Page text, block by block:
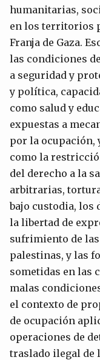
humanitarias,
en los territorios
Franja de Gaza.
las condiciones
a seguridad y
y política,
como salud y
expuestas a
por la ocupación,
como la
del derecho a la
arbitrarias,
bajo custodia, los
la libertad de
sufrimiento de
palestinas, y las
sometidas en las
malas
el contexto de
de ocupación
operaciones de
traslado ilegal de